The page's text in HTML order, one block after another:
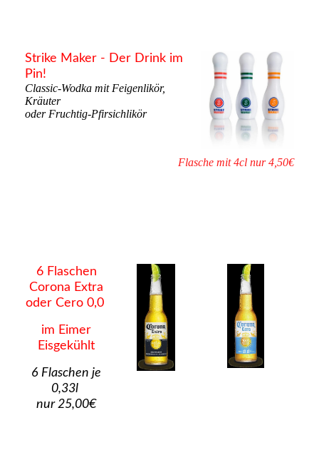
Strike Maker - Der Drink im
Pin!
Classic-Wodka mit Feigenlikör,
Kräuter
oder Fruchtig-Pfirsichlikör
Flasche mit 4cl nur 4,50€
6 Flaschen
Corona Extra
oder Cero 0,0
im Eimer
Eisgekühlt
6 Flaschen je
0,33l
nur 25,00€